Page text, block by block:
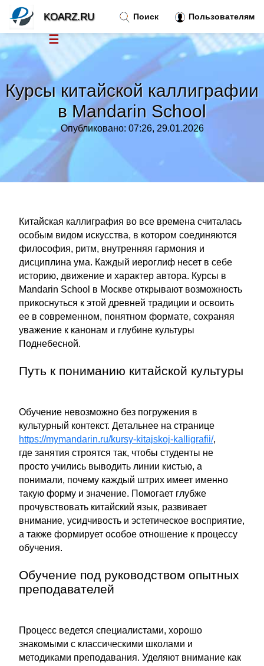
Курсы китайской каллиграфии
в Mandarin School
Опубликовано: 07:26, 29.01.2026
Китайская каллиграфия во все времена считалась
особым видом искусства, в котором соединяются
философия, ритм, внутренняя гармония и
дисциплина ума. Каждый иероглиф несет в себе
историю, движение и характер автора. Курсы в
Mandarin School в Москве открывают возможность
прикоснуться к этой древней традиции и освоить
ее в современном, понятном формате, сохраняя
уважение к канонам и глубине культуры
Поднебесной.
Путь к пониманию китайской культуры
Обучение невозможно без погружения в
культурный контекст. Детальнее на странице
https://mymandarin.ru/kursy-kitajskoj-kalligrafii/,
где занятия строятся так, чтобы студенты не
просто учились выводить линии кистью, а
понимали, почему каждый штрих имеет именно
такую форму и значение. Помогает глубже
прочувствовать китайский язык, развивает
внимание, усидчивость и эстетическое восприятие,
а также формирует особое отношение к процессу
обучения.
Обучение под руководством опытных
преподавателей
Процесс ведется специалистами, хорошо
знакомыми с классическими школами и
методиками преподавания. Уделяют внимание как
Поиск Пользователям
KOARZ.RU
☰
Новости
Тренды новостей »
Рубрики»